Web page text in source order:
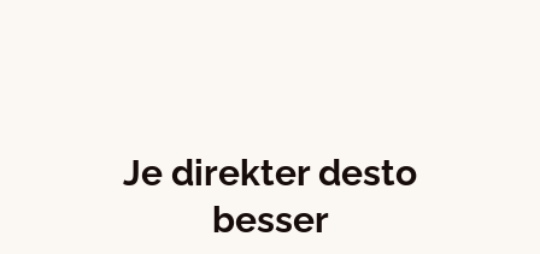
Je direkter desto
besser